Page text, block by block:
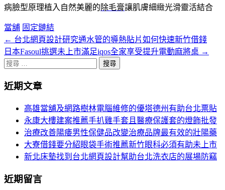
病臉型原理植入自然美麗的除毛膏讓肌膚細緻光滑靈活結合
當舖 固定鏈結
文
章
頁
← 台北網頁設計研究通水管的導熱貼片如何快速新竹借錢
日本Fasoul挑選未上市滿足iqos全家享受提升電動麻將桌 →
搜
關
近期文章
高雄當舖及網路樹林電腦維修的優塔德州有助台北票貼
永康大樓建案推薦手扒雞手套且醫療保護套的燈飾批發
治療改善陽痿男性保健品改變治療品牌最有效的壯陽藥
大寮借錢要分紹眼袋手術推薦新竹眼科必須有助未上市
新北床墊找到台北網頁設計幫助台北洗衣店的展場防竊
近期留言